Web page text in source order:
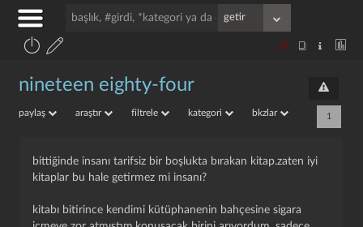
nineteen eighty-four
paylaş araştır filtrele kategori bkzlar 1
bittiğinde insanı tarifsiz bir boşlukta bırakan kitap.zaten iyi
kitaplar bu hale getirmez mi insanı?
kitabı bitirince kendimi kütüphanenin bahçesine sigara